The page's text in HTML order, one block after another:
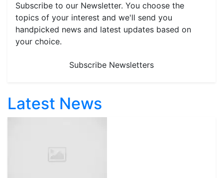
Subscribe to our Newsletter. You choose the
topics of your interest and we'll send you
handpicked news and latest updates based on
your choice.
Subscribe Newsletters
Latest News